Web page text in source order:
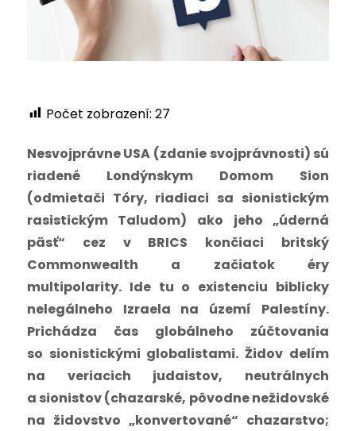
Počet zobrazení: 27
Nesvojprávne USA (zdanie svojprávnosti) sú
riadené Londýnskym Domom Sion
(odmietači Tóry, riadiaci sa sionistickým
rasistickým Taludom) ako jeho „úderná
päsť“ cez v BRICS končiaci britský
Commonwealth a začiatok éry
multipolarity. Ide tu o existenciu biblicky
nelegálneho Izraela na území Palestíny.
Prichádza čas globálneho zúčtovania
so sionistickými globalistami. Židov delím
na veriacich judaistov, neutrálnych
a sionistov (chazarské, pôvodne nežidovské
na židovstvo „konvertované“ chazarstvo;